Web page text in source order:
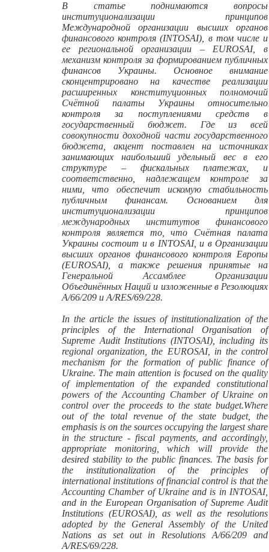
В статье поднимаются вопросы
институционализации принципов
Международной организации высших органов
финансового контроля (INTOSAI), в том числе и
ее региональной организации – EUROSAI, в
механизм контроля за формированием публичных
финансов Украины. Основное внимание
сконцентрировано на качестве реализации
расширенных конституционных полномочий
Счётной палаты Украины относительно
контроля за поступлениями средств в
государственный бюджет. Где из всей
совокупности доходной части государственного
бюджета, акцент поставлен на источниках
занимающих наибольший удельный вес в его
структуре – фискальных платежах, и
соответственно, надлежащем контроле за
ними, что обеспечит искомую стабильность
публичным финансам. Основанием для
институционализации принципов
международных институтов финансового
контроля является то, что Счётная палата
Украины состоит и в INTOSAI, и в Организации
высших органов финансового контроля Европы
(EUROSAI), а также решения принятые на
Генеральной Ассамблее Организации
Объединённых Наций и изложенные в Резолюциях
A/66/209 и A/RES/69/228.
In the article the issues of institutionalization of the
principles of the International Organisation of
Supreme Audit Institutions (INTOSAI), including its
regional organization, the EUROSAI, in the control
mechanism for the formation of public finance of
Ukraine. The main attention is focused on the quality
of implementation of the expanded constitutional
powers of the Accounting Chamber of Ukraine on
control over the proceeds to the state budget.Where
out of the total revenue of the state budget, the
emphasis is on the sources occupying the largest share
in the structure - fiscal payments, and accordingly,
appropriate monitoring, which will provide the
desired stability to the public finances. The basis for
the institutionalization of the principles of
international institutions of financial control is that the
Accounting Chamber of Ukraine and is in INTOSAI,
and in the European Organisation of Supreme Audit
Institutions (EUROSAI), as well as the resolutions
adopted by the General Assembly of the United
Nations as set out in Resolutions A/66/209 and
A/RES/69/228.